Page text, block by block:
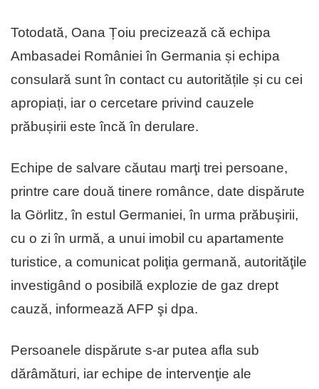
Totodată, Oana Țoiu precizează că echipa
Ambasadei României în Germania și echipa
consulară sunt în contact cu autoritățile și cu cei
apropiați, iar o cercetare privind cauzele
prăbușirii este încă în derulare.
Echipe de salvare căutau marţi trei persoane,
printre care două tinere românce, date dispărute
la Görlitz, în estul Germaniei, în urma prăbuşirii,
cu o zi în urmă, a unui imobil cu apartamente
turistice, a comunicat poliţia germană, autorităţile
investigând o posibilă explozie de gaz drept
cauză, informează AFP şi dpa.
Persoanele dispărute s-ar putea afla sub
dărâmături, iar echipe de intervenţie ale